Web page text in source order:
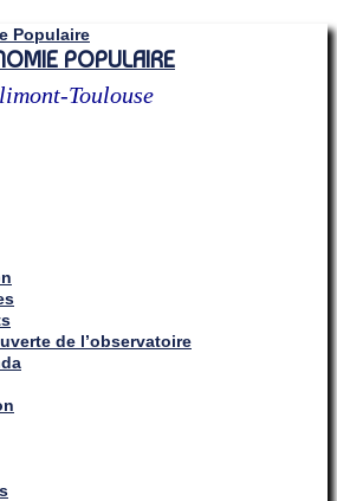
POPULAIRE
Toulouse
de l’observatoire